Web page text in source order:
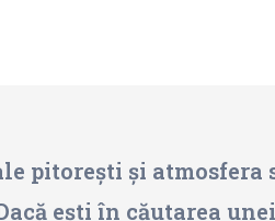
pitorești și
ești în căutarea